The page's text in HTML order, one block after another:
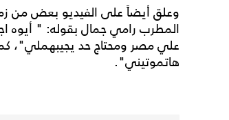
وعلق أيضاً على الفيديو بعض من
المطرب رامي جمال بقوله: " أيوه
علي مصر ومحتاج حد يجيبهملي"،
هاتموتيني".